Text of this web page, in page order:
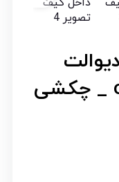
مدل ok13|DWD024 _ چکشی